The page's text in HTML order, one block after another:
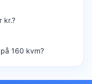
kr.?
160 kvm?